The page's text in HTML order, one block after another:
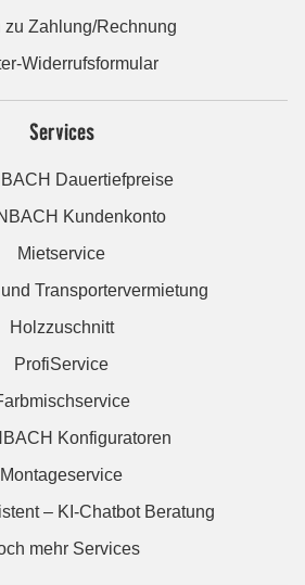
zu Zahlung/Rechnung
Widerrufsformular
Services
Dauertiefpreise
Kundenkonto
Mietservice
Transportervermietung
Holzzuschnitt
ProfiService
Konfiguratoren
Montageservice
– KI-Chatbot Beratung
mehr Services